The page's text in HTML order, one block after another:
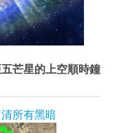
芒星的上空順時鐘
所有黑暗